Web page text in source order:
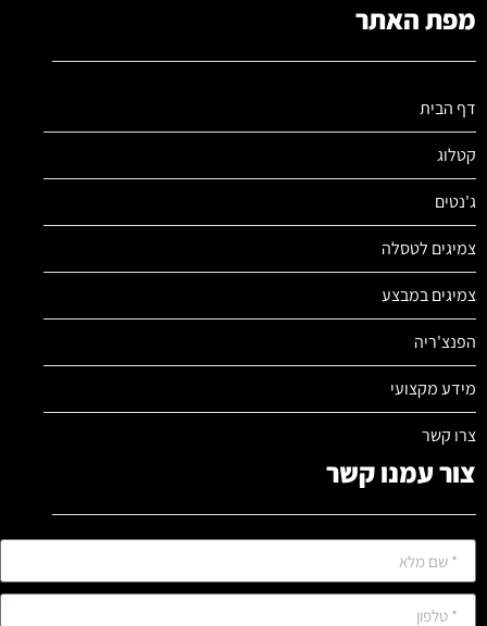
מפת האתר
דף הבית
קטלוג
ג'נטים
צמיגים לטסלה
צמיגים במבצע
הפנצ'ריה
מידע מקצועי
צרו קשר
צור עמנו קשר